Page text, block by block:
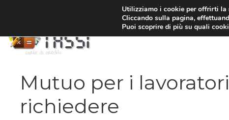
Mutuo per i
richiedere
Utilizziamo i cookie per offrirti la
Cliccando sulla pagina,
Puoi scoprire di più su quali